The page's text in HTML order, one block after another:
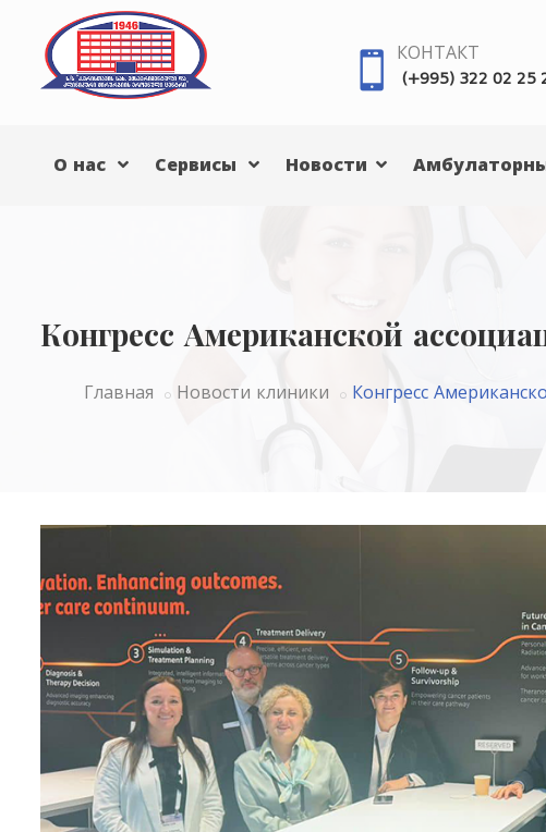
КОНТАКТ
(+995) 322 02 25
О нас Сервисы Новости
Конгресс Американской
Главная Новости клиники Конгресс